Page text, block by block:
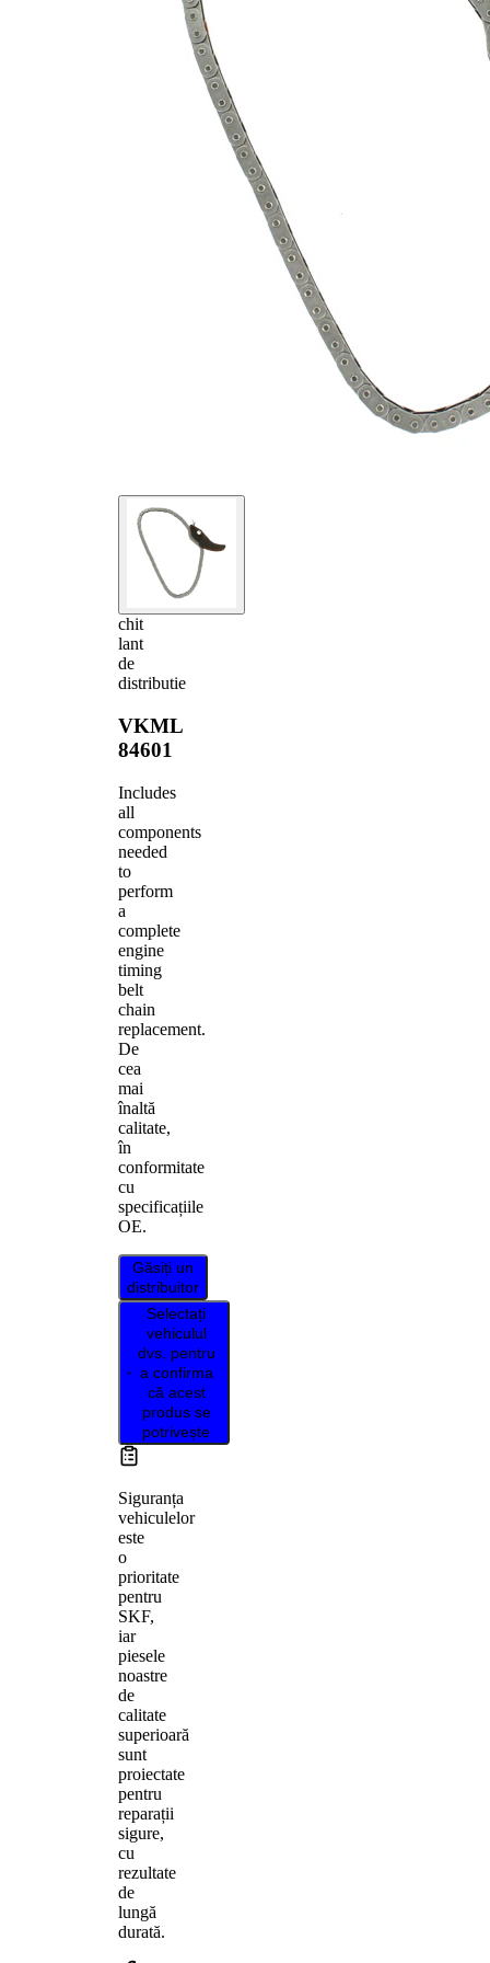
chit
lant
de
distributie
VKML
84601
Includes
all
components
needed
to
perform
a
complete
engine
timing
belt
chain
replacement.
De
cea
mai
înaltă
calitate,
în
conformitate
cu
specificațiile
OE.
Găsiți un
distribuitor
Selectați
vehiculul
dvs. pentru
a confirma
că acest
produs se
potrivește
Siguranța
vehiculelor
este
o
prioritate
pentru
SKF,
iar
piesele
noastre
de
calitate
superioară
sunt
proiectate
pentru
reparații
sigure,
cu
rezultate
de
lungă
durată.